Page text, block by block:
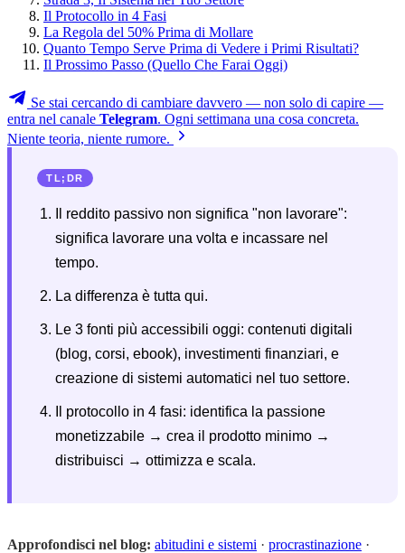
Il Protocollo in 4 Fasi
La Regola del 50% Prima di Mollare
Quanto Tempo Serve Prima di Vedere i Primi Risultati?
Il Prossimo Passo (Quello Che Farai Oggi)
Se stai cercando di cambiare davvero — non solo di capire —
entra nel canale Telegram. Ogni settimana una cosa concreta.
Niente teoria, niente rumore.
TL;DR
Il reddito passivo non significa "non lavorare":
significa lavorare una volta e incassare nel
tempo.
La differenza è tutta qui.
Le 3 fonti più accessibili oggi: contenuti digitali
(blog, corsi, ebook), investimenti finanziari, e
creazione di sistemi automatici nel tuo settore.
Il protocollo in 4 fasi: identifica la passione
monetizzabile → crea il prodotto minimo →
distribuisci → ottimizza e scala.
Approfondisci nel blog: abitudini e sistemi · procrastinazione ·